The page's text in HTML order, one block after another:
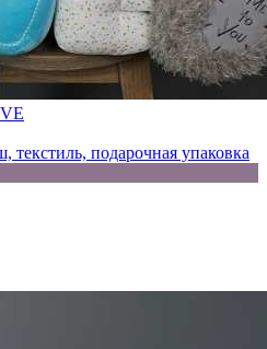
текстиль, подарочная упаковка